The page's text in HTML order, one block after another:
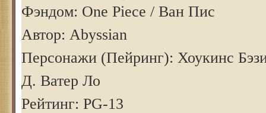
Фэндом: One Piece / Ван Пис
Автор: Abyssian
Персонажи (Пейринг): Хоукинс
Д. Ватер Ло
Рейтинг: PG-13